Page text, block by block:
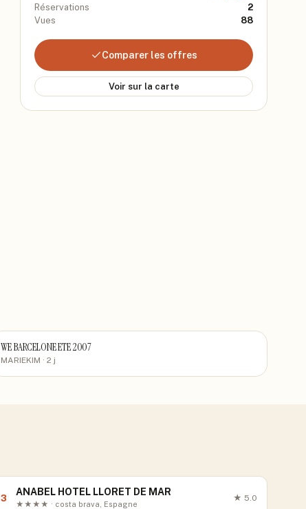
Réservations
2
Vues
88
Comparer les offres
Voir sur la carte
WE BARCELONE ETE 2007
MARIEKIM · 2 j
3
ANABEL HOTEL LLORET DE MAR
★★★★ · costa brava, Espagne
★ 5.0